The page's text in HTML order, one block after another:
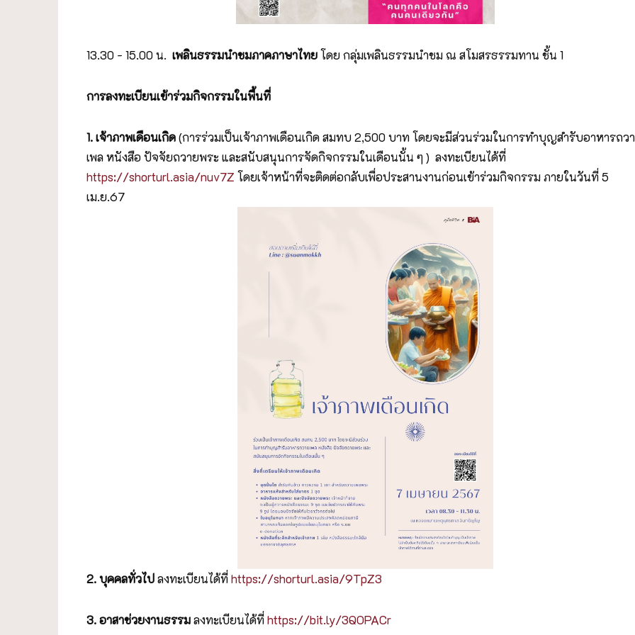
13.30 - 15.00 น. เพลินธรรมนำชมภาคภาษาไทยโดย กลุ่มเพลินธรรมนำชม ณ สโมสรธรรมทาน ชั้น 1
การลงทะเบียนเข้าร่วมกิจกรรมในพื้นที่
1. เจ้าภาพเดือนเกิด(การร่วมเป็นเจ้าภาพเดือนเกิด สมทบ 2,500 บาท โดยจะมีส่วนร่วมในการทำบุญสำรับอาหารถว
เพล หนังสือ ปัจจัยถวายพระ และสนับสนุนการจัดกิจกรรมในเดือนนั้น ๆ ) ลงทะเบียนได้ที่
https://shorturl.asia/nuv7Z โดยเจ้าหน้าที่จะติดต่อกลับเพื่อประสานงานก่อนเข้าร่วมกิจกรรม ภายในวันที่ 5
เม.ย.67
2. บุคคลทั่วไปลงทะเบียนได้ที่https://shorturl.asia/9TpZ3
3. อาสาช่วยงานธรรมลงทะเบียนได้ที่https://bit.ly/3QOPACr